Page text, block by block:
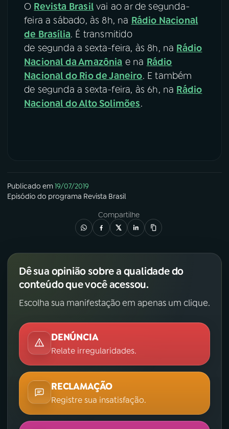
O Revista Brasilvai ao ar de segunda-
feira a sábado, às 8h, na Rádio Nacional
de Brasília. É transmitido
de segunda a sexta-feira, às 8h, na Rádio
Nacional da Amazônia e na Rádio
Nacional do Rio de Janeiro. E também
de segunda a sexta-feira, às 6h, na Rádio
Nacional do Alto Solimões.
Publicado em19/07/2019
Episódio do programa Revista Brasil
Compartilhe
Dê sua opinião sobre a qualidade do
conteúdo que você acessou.
Escolha sua manifestação em apenas um clique.
DENÚNCIA
Relate irregularidades.
RECLAMAÇÃO
Registre sua insatisfação.